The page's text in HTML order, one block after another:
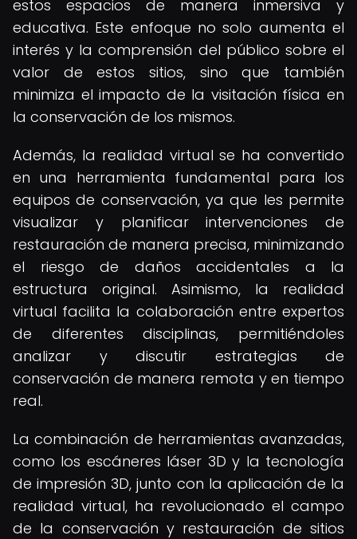
estos espacios de manera inmersiva y
educativa. Este enfoque no solo aumenta el
interés y la comprensión del público sobre el
valor de estos sitios, sino que también
minimiza el impacto de la visitación física en
la conservación de los mismos.
Además, la realidad virtual se ha convertido
en una herramienta fundamental para los
equipos de conservación, ya que les permite
visualizar y planificar intervenciones de
restauración de manera precisa, minimizando
el riesgo de daños accidentales a la
estructura original. Asimismo, la realidad
virtual facilita la colaboración entre expertos
de diferentes disciplinas, permitiéndoles
analizar y discutir estrategias de
conservación de manera remota y en tiempo
real.
La combinación de herramientas avanzadas,
como los escáneres láser 3D y la tecnología
de impresión 3D, junto con la aplicación de la
realidad virtual, ha revolucionado el campo
de la conservación y restauración de sitios